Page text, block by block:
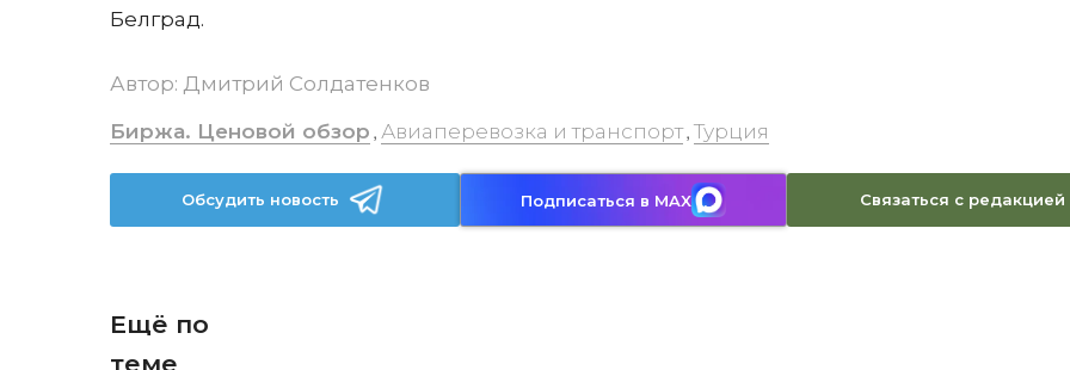
Белград.
Автор: Дмитрий Солдатенков
Биржа. Ценовой обзор , Авиаперевозка и транспорт, Турция
Обсудить новость Подписаться в MAX Связаться с редакцией
Ещё по
теме